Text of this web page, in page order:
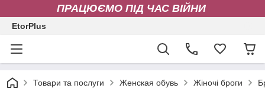
ПРАЦЮЄМО ПІД ЧАС ВІЙНИ
EtorPlus
Товари та послуги Женская обувь Жіночі броги